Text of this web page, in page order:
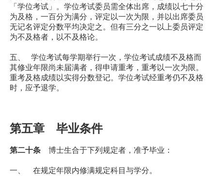
「学位考试」。学位考试委员需全体出席，成绩以七十分
为及格，一百分为满分，评定以一次为限，并以出席委员
无记名评定分数平均决定之。但有三分之一以上委员评定
为不及格者，以不及格论。
五、 学位考试每学期举行一次，学位考试成绩不及格而
其修业年限尚未届满者，得申请重考，重考以一次为限。
重考及格成绩以实得分数登记。学位考试经重考仍不及格
时，应予退学。
第五章 毕业条件
第二十条 博士生合于下列规定者，准予毕业：
一、 在规定年限内修满规定科目与学分。